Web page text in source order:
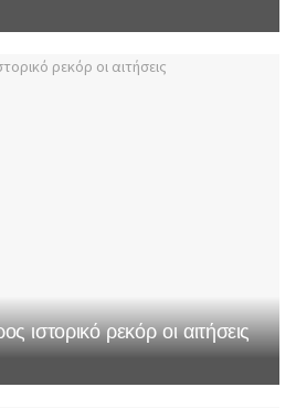
ιστορικό ρεκόρ οι αιτήσεις